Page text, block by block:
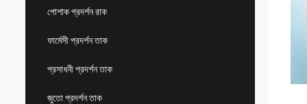
পোশাক প্রদর্শন রাক
ফার্মেসী প্রদর্শন তাক
প্রসাধনী প্রদর্শন তাক
জুতো প্রদর্শন তাক